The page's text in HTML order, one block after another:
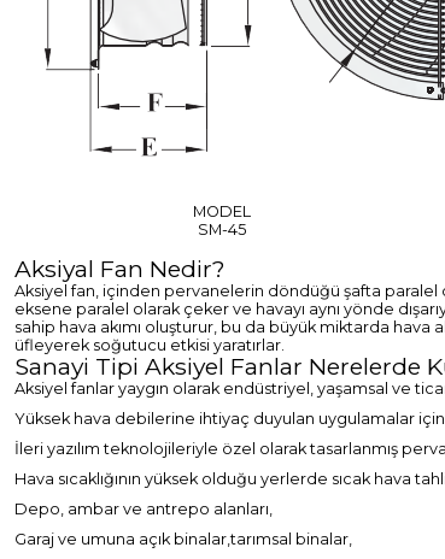
MODEL
SM-45
Aksiyal Fan Nedir?
Aksiyel fan, içinden pervanelerin döndüğü şafta paralel
eksene paralel olarak çeker ve havayı aynı yönde
sahip hava akımı oluşturur, bu da büyük miktarda hava
üfleyerek soğutucu etkisi yaratırlar.
Sanayi Tipi Aksiyel Fanlar Nerelerde
Aksiyel fanlar yaygın olarak endüstriyel, yaşamsal ve
Yüksek hava debilerine ihtiyaç duyulan uygulamalar
İleri yazılım teknolojileriyle özel olarak tasarlanmış
Hava sıcaklığının yüksek olduğu yerlerde sıcak hava
Depo, ambar ve antrepo alanları,
Garaj ve umuna açık binalar,tarımsal binalar,